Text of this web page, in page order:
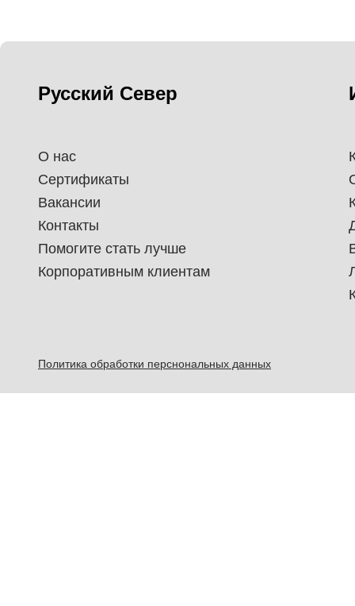
Русский Север
О нас
Сертификаты
Вакансии
Контакты
Помогите стать лучше
Корпоративным клиентам
Политика обработки перснональных данных